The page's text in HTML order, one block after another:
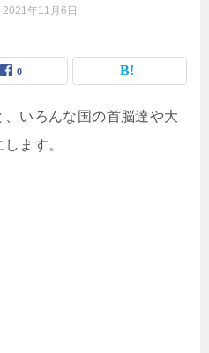
2021年11月6日
0
いろんな国の首脳達や大
ます。